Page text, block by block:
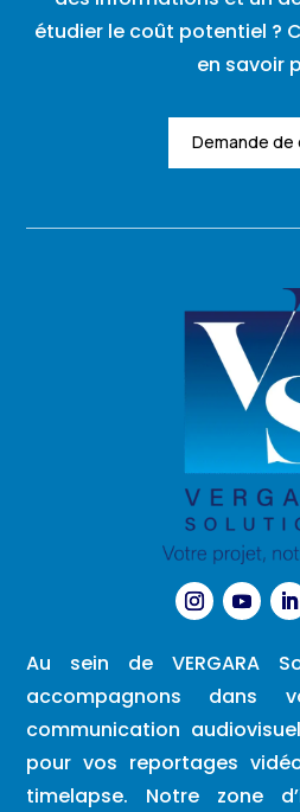
étudier le coût potentiel ?
en savoir
Demande de
Au sein de VERGARA
accompagnons dans
communication
pour vos reportages
timelapse. Notre zone